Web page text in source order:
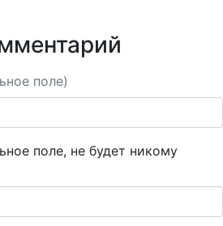
поле)
поле, не будет никому